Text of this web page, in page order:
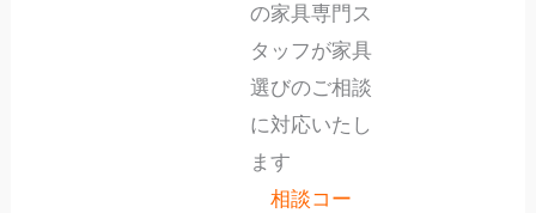
の家具専門ス
タッフが家具
選びのご相談
に対応いたし
ます
相談コー